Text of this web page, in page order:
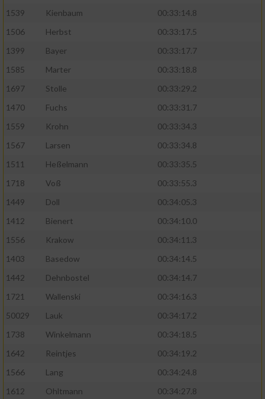
1539
Kienbaum
00:33:14.8
1506
Herbst
00:33:17.5
1399
Bayer
00:33:17.7
1585
Marter
00:33:18.8
1697
Stolle
00:33:29.2
1470
Fuchs
00:33:31.7
1559
Krohn
00:33:34.3
1567
Larsen
00:33:34.8
1511
Heßelmann
00:33:35.5
1718
Voß
00:33:55.3
1449
Doll
00:34:05.3
1412
Bienert
00:34:10.0
1556
Krakow
00:34:11.3
1403
Basedow
00:34:14.5
1442
Dehnbostel
00:34:14.7
1721
Wallenski
00:34:16.3
50029
Lauk
00:34:17.2
1738
Winkelmann
00:34:18.5
1642
Reintjes
00:34:19.2
1566
Lang
00:34:24.8
1612
Ohltmann
00:34:27.8